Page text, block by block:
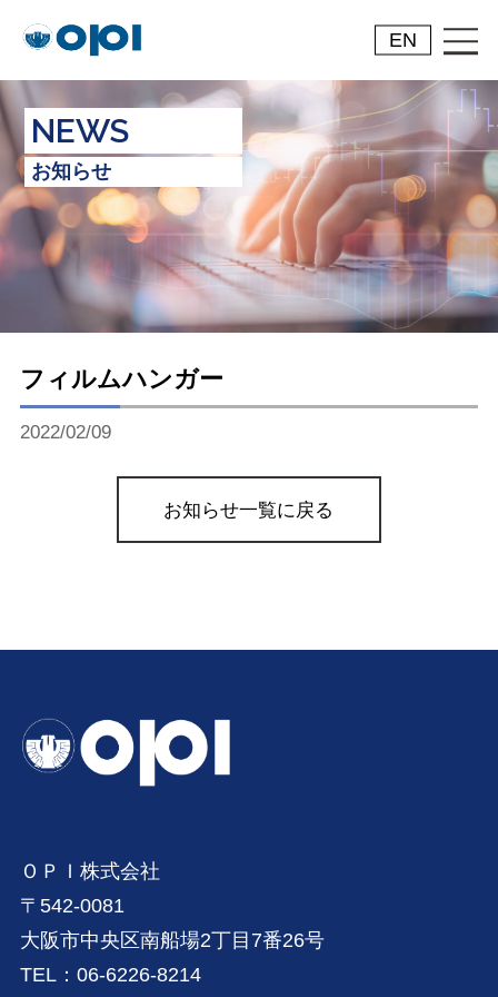
EN
NEWS
お知らせ
フィルムハンガー
2022/02/09
お知らせ一覧に戻る
ＯＰＩ株式会社
〒542-0081
大阪市中央区南船場2丁目7番26号
TEL：06-6226-8214